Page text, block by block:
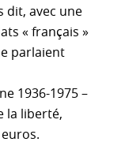
dit, avec une
« français »
parlaient
1936-1975 –
la liberté,